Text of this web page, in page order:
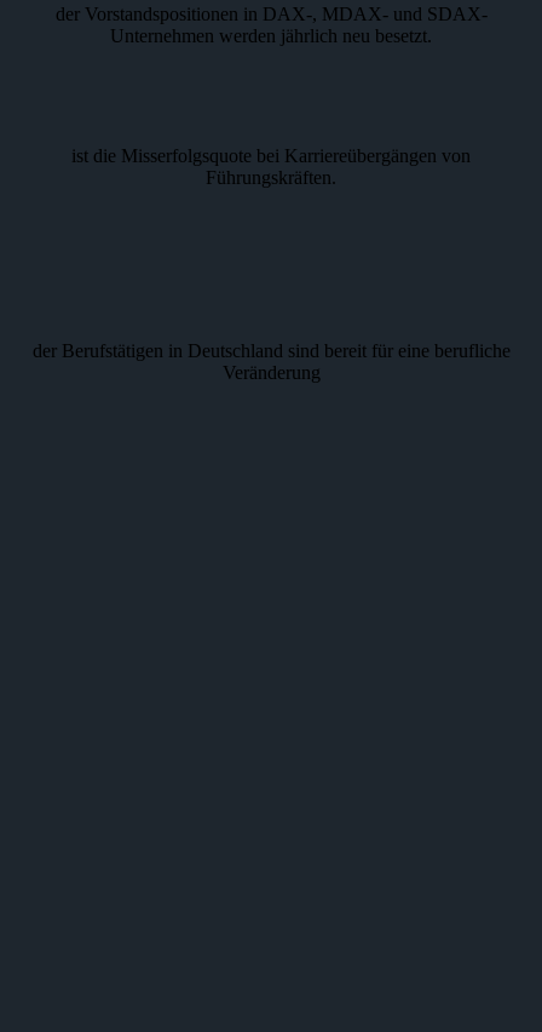
der Vorstandspositionen in DAX-, MDAX- und SDAX-
Unternehmen werden jährlich neu besetzt.
ist die Misserfolgsquote bei Karriereübergängen von
Führungskräften.
der Berufstätigen in Deutschland sind bereit für eine berufliche
Veränderung